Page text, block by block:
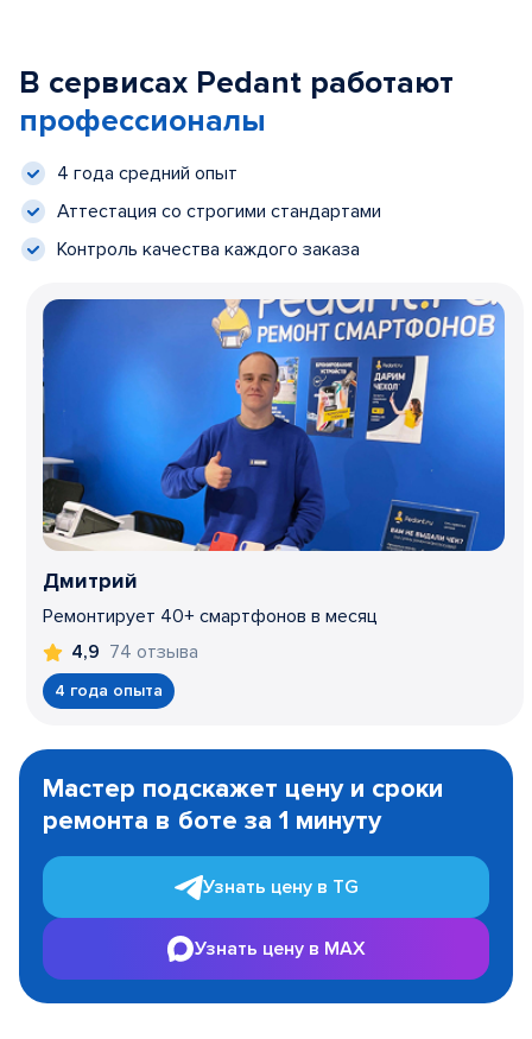
В сервисах Pedant работают
профессионалы
4 года средний опыт
Аттестация со строгими стандартами
Контроль качества каждого заказа
Дмитрий
Ремонтирует 40+ смартфонов в месяц
4,9 74 отзыва
4 года опыта
1
Мастер подскажет цену и сроки
ремонта в боте за 1 минуту
Узнать цену в TG
Узнать цену в MAX